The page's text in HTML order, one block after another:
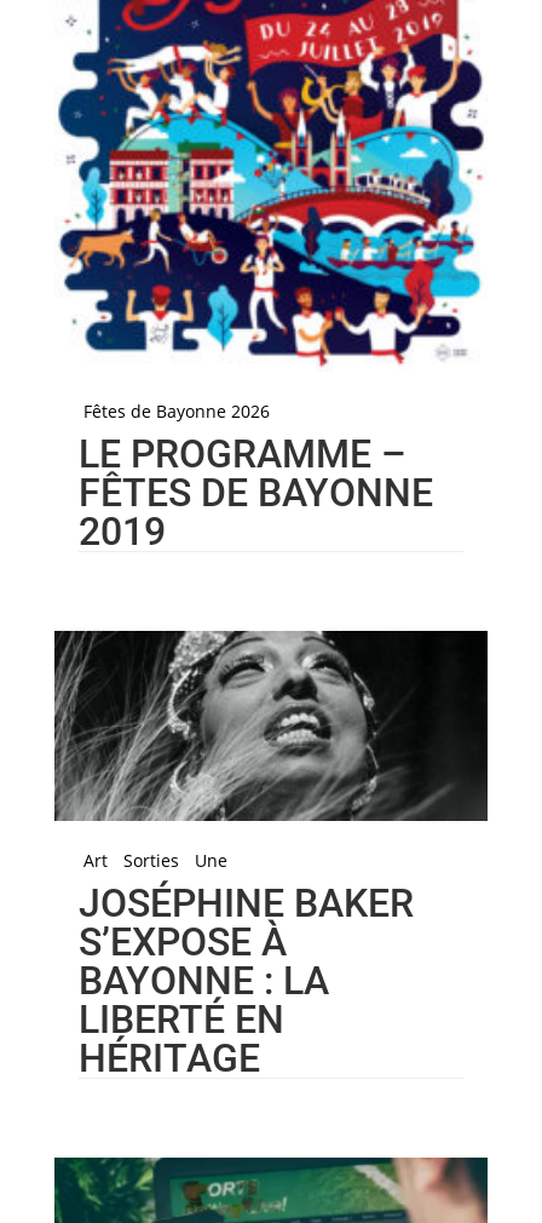
Fêtes de Bayonne 2026
LE PROGRAMME –
FÊTES DE BAYONNE
2019
Art Sorties Une
JOSÉPHINE BAKER
S’EXPOSE À
BAYONNE : LA
LIBERTÉ EN
HÉRITAGE